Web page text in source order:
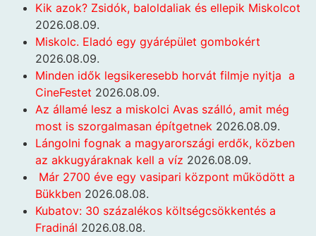
Kik azok? Zsidók, baloldaliak és ellepik Miskolcot
2026.08.09.
Miskolc. Eladó egy gyárépület gombokért
2026.08.09.
Minden idők legsikeresebb horvát filmje nyitja a
CineFestet 2026.08.09.
Az államé lesz a miskolci Avas szálló, amit még
most is szorgalmasan építgetnek 2026.08.09.
Lángolni fognak a magyarországi erdők, közben
az akkugyáraknak kell a víz 2026.08.09.
Már 2700 éve egy vasipari központ működött a
Bükkben 2026.08.08.
Kubatov: 30 százalékos költségcsökkentés a
Fradinál 2026.08.08.